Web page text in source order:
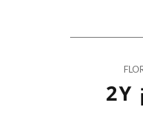
שק שינה+רגליות חורף לתינוק 2Y